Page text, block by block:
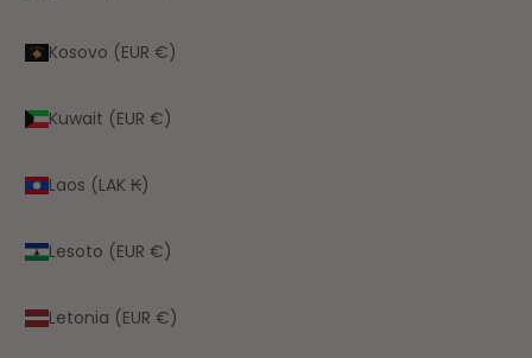
Kosovo (EUR €)
Kuwait (EUR €)
Laos (LAK ₭)
Lesoto (EUR €)
Letonia (EUR €)